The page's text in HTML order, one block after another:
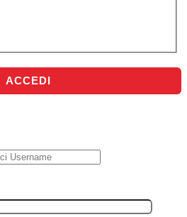
ACCEDI